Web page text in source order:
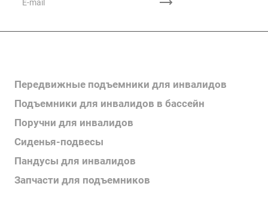
Передвижные подъемники для инвалидов
Подъемники для инвалидов в бассейн
Поручни для инвалидов
Сиденья-подвесы
Пандусы для инвалидов
Запчасти для подъемников